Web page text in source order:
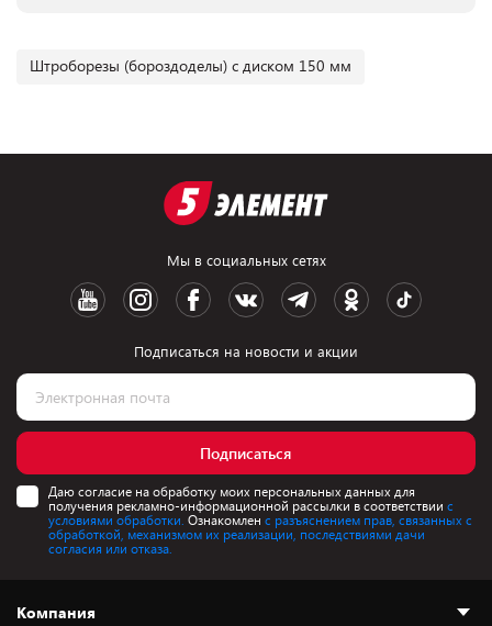
Штроборезы (бороздоделы) с диском 150 мм
Мы в социальных сетях
Подписаться на новости и акции
Подписаться
Даю согласие на обработку моих персональных данных для
получения рекламно-информационной рассылки в соответствии с
условиями обработки. Ознакомлен с разъяснением прав, связанных с
обработкой, механизмом их реализации, последствиями дачи
согласия или отказа.
Компания